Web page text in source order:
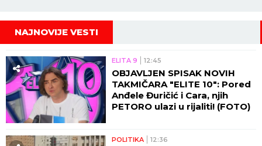
NAJNOVIJE VESTI
ELITA 9 12:45
OBJAVLJEN SPISAK NOVIH
TAKMIČARA "ELITE 10": Pored
Anđele Đuričić i Cara, njih
PETORO ulazi u rijaliti! (FOTO)
POLITIKA 12:36